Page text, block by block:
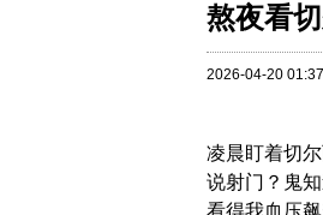
熬夜看
2026-04-20
凌晨盯着切
说射门？鬼
看得我血压